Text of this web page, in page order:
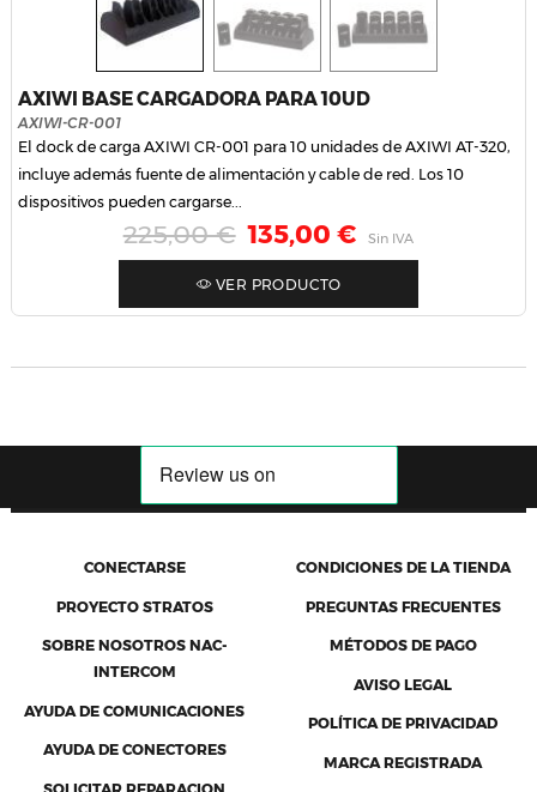
AXIWI BASE CARGADORA PARA 10UD
AXIWI-CR-001
El dock de carga AXIWI CR-001 para 10 unidades de AXIWI AT-320,
incluye además fuente de alimentación y cable de red. Los 10
dispositivos pueden cargarse...
Precio habitual
225,00 € Precio
135,00 € Sin IVA
VER PRODUCTO
CONECTARSE
PROYECTO STRATOS
SOBRE NOSOTROS NAC-
INTERCOM
AYUDA DE COMUNICACIONES
AYUDA DE CONECTORES
CONDICIONES DE LA TIENDA
PREGUNTAS FRECUENTES
MÉTODOS DE PAGO
AVISO LEGAL
POLÍTICA DE PRIVACIDAD
MARCA REGISTRADA